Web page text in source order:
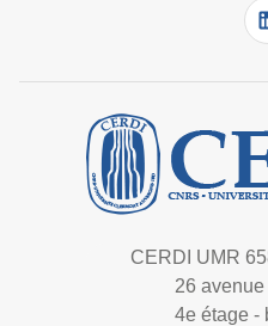
CERDI UMR
26
4e étage -